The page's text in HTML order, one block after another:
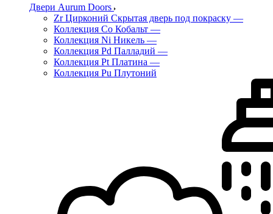
Двери Aurum Doors
Zr Цирконий Скрытая дверь под покраску —
Коллекция Co Кобальт —
Коллекция Ni Никель —
Коллекция Pd Палладий —
Коллекция Pt Платина —
Коллекция Pu Плутоний